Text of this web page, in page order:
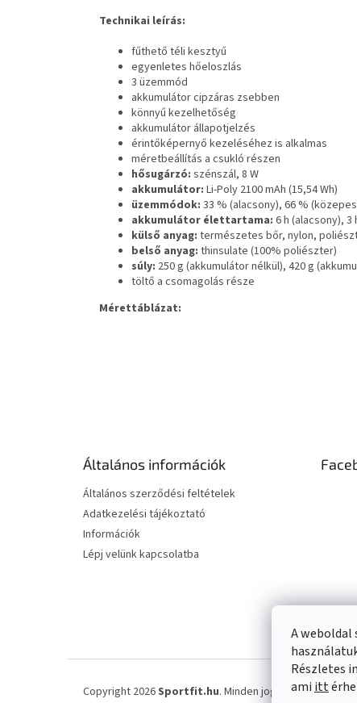
A weboldal
Részletes
ami itt
Technikai leírás:
fűthető téli kesztyű
egyenletes hőeloszlás
3 üzemmód
akkumulátor cipzáras zsebben
könnyű kezelhetőség
akkumulátor állapotjelzés
érintőképernyő kezeléséhez is alkalmas
méretbeállítás a csukló részen
hősugárzó: szénszál, 8 W
akkumulátor: Li-Poly 2100 mAh (15,54 Wh)
üzemmódok: 33 % (alacsony), 66 %
akkumulátor élettartama: 6 h (alacsony),
külső anyag: természetes bőr, nylon,
belső anyag: thinsulate (100% poliészter)
súly: 250 g (akkumulátor nélkül), 420 g
töltő a csomagolás része
Mérettáblázat:
Általános információk
Általános szerződési feltételek
Adatkezelési tájékoztató
Információk
Lépj velünk kapcsolatba
Copyright 2026Sportfit.hu. Minden jog fenntartva.Süti